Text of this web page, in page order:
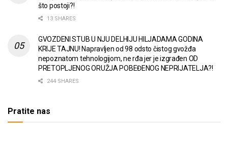
što postoji?!
13 SHARES
GVOZDENI STUB U NJU DELHIJU HILJADAMA GODINA
KRIJE TAJNU! Napravljen od 98 odsto čistog gvožđa
nepoznatom tehnologijom, ne rđa jer je izgrađen OD
PRETOPLJENOG ORUŽJA POBEĐENOG NEPRIJATELJA?!
244 SHARES
Pratite nas